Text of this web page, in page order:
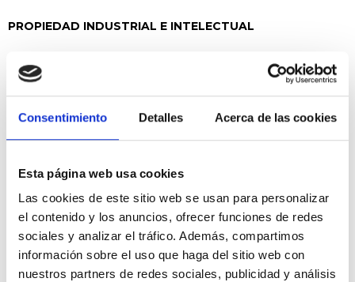
Consentimiento Detalles Acerca de las cookies
Esta página web usa cookies
Las cookies de este sitio web se usan para personalizar
el contenido y los anuncios, ofrecer funciones de redes
sociales y analizar el tráfico. Además, compartimos
información sobre el uso que haga del sitio web con
nuestros partners de redes sociales, publicidad y análisis
PROPIEDAD INDUSTRIAL E INTELECTUAL
www.organizacionesmenta.com, son propiedad del Titular.
El nombre y sus símbolos son marcas registradas. Otros
respectivos propietarios.
Los derechos de propiedad intelectual del portal
www.organizacionesmenta.com, es decir, el diseño, códigos
fuente, logotipos, marcas, estructura de navegación, bases
de datos y signos distintivos que aparecen en el sitio web
son propiedad del Titular y, por tanto, están protegidos por